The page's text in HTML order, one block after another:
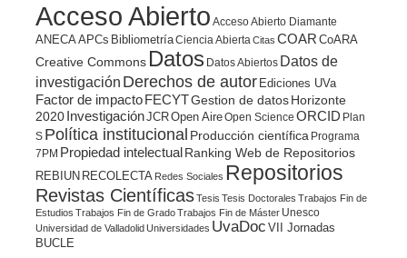
Acceso Abierto Acceso Abierto Diamante
ANECAAPCs BibliometríaCiencia Abierta Citas COAR CoARA
Creative Commons Datos Datos Abiertos Datos de
investigación Derechos de autor Ediciones UVa
Factor de impacto FECYTGestion de datosHorizonte
2020 InvestigaciónJCROpen AireOpen Science ORCID Plan
S Política institucional Producción científica Programa
7PM Propiedad intelectualRanking Web de Repositorios
REBIUN RECOLECTA Redes Sociales Repositorios
Revistas CientíficasTesis Tesis Doctorales Trabajos Fin de
Estudios Trabajos Fin de GradoTrabajos Fin de Máster Unesco
Universidad de ValladolidUniversidades UvaDoc VII Jornadas
BUCLE